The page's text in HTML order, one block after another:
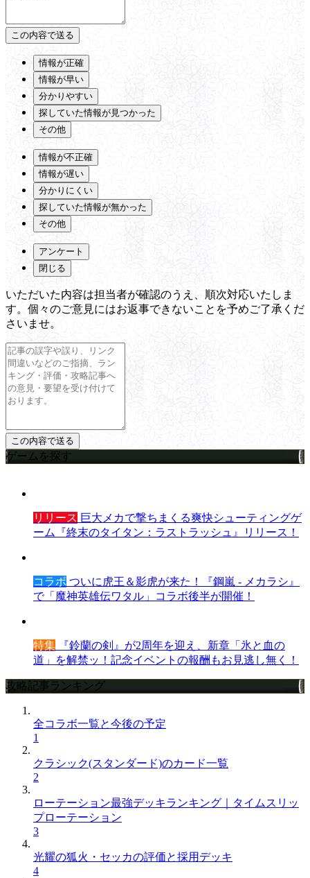
情報が正確
情報が早い
分かりやすい
探していた情報が見つかった
その他
情報が不正確
情報が遅い
分かりにくい
探していた情報が無かった
その他
アンケート
閉じる
いただいた内容は担当者が確認のうえ、順次対応いたしま
す。個々のご意見にはお返事できないことを予めご了承くだ
さいませ。
ゲームを探す
リリース 巨大メカで撃ちまくる爽快シューティングゲ
ーム『終末のタイタン：ラストラッシュ』リリース！
コラボ ついに虎王＆影虎が来た！『鋼嵐 - メカラシ』
で「魔神英雄伝ワタル」コラボ後半が開催！
特集 『鈴蘭の剣』が2周年を迎え、新章「氷と血の
道」を解禁ッ！記念イベントの報酬もお見逃し無く！
攻略記事ランキング
全コラボ一覧と今後の予定
1
クラシック(スタンダード)のカード一覧
2
ローテーション最強デッキランキング｜タイムスリッ
プローテーション
3
光耀の狐火・セッカの評価と採用デッキ
4